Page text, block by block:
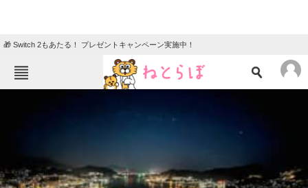
🎁 Switch 2もあたる！ プレゼントキャンペーン実施中！
グルメ 地域